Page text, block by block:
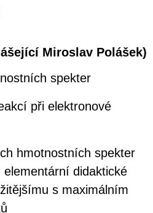
Miroslav Polášek)
spekter
při elektronové
hmotnostních spekter
didaktické
s maximálním